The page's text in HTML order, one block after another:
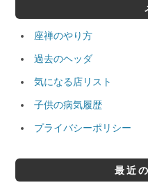
座禅のやり方
過去のヘッダ
気になる店リスト
子供の病気履歴
プライバシーポリシー
最近